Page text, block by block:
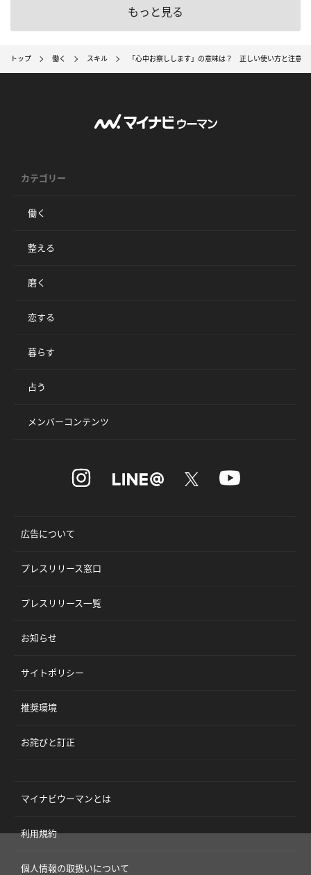
もっと見る
トップ 働く スキル 「心中お察しします」の意味は？ 正しい使い方と注意
カテゴリー
働く
整える
磨く
恋する
暮らす
占う
メンバーコンテンツ
広告について
プレスリリース窓口
プレスリリース一覧
お知らせ
サイトポリシー
推奨環境
お詫びと訂正
マイナビウーマンとは
利用規約
個人情報の取扱いについて